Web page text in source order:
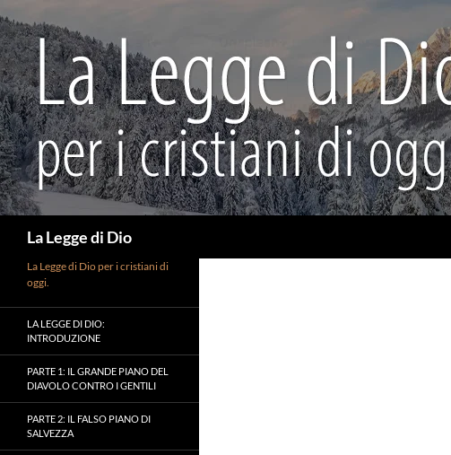
al
contenuto
La Legge di Dio
La Legge di Dio per i cristiani di
oggi.
LA LEGGE DI DIO:
INTRODUZIONE
PARTE 1: IL GRANDE PIANO DEL
DIAVOLO CONTRO I GENTILI
PARTE 2: IL FALSO PIANO DI
SALVEZZA